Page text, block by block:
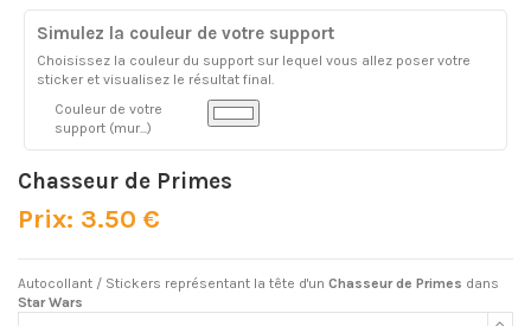
Simulez la couleur de votre support
Choisissez la couleur du support sur lequel vous allez poser votre
sticker et visualisez le résultat final.
Couleur de votre
support (mur...)
Chasseur de Primes
Prix: 3.50 €
Autocollant / Stickers représentant la tête d'un Chasseur de Primes dans
Star Wars